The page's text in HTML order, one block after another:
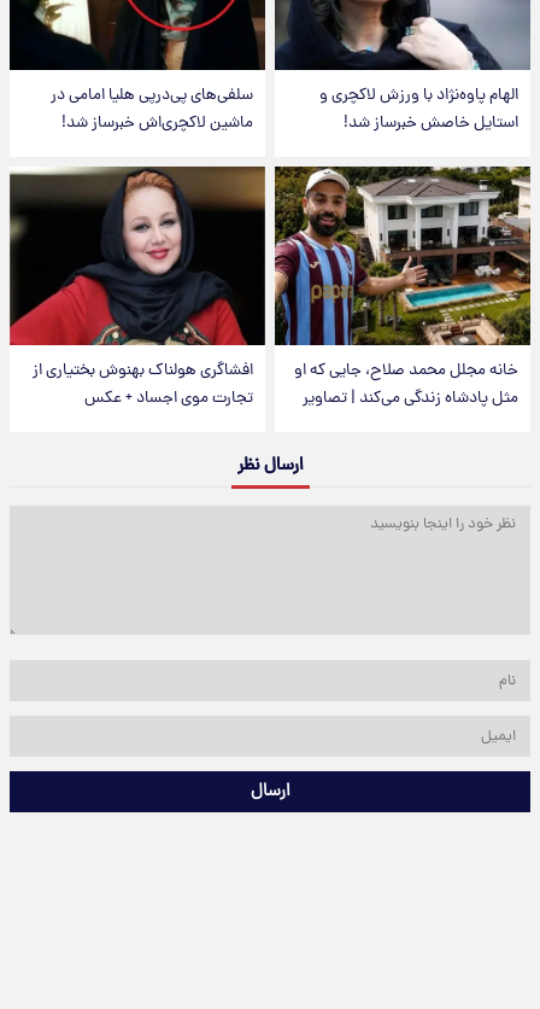
الهام پاوه‌نژاد با ورزش لاکچری و
استایل خاصش خبرساز شد!
سلفی‌های پی‌درپی هلیا امامی در
ماشین لاکچری‌اش خبرساز شد!
خانه مجلل محمد صلاح، جایی که او
مثل پادشاه زندگی می‌کند | تصاویر
افشاگری هولناک بهنوش بختیاری از
تجارت موی اجساد + عکس
ارسال نظر
ارسال